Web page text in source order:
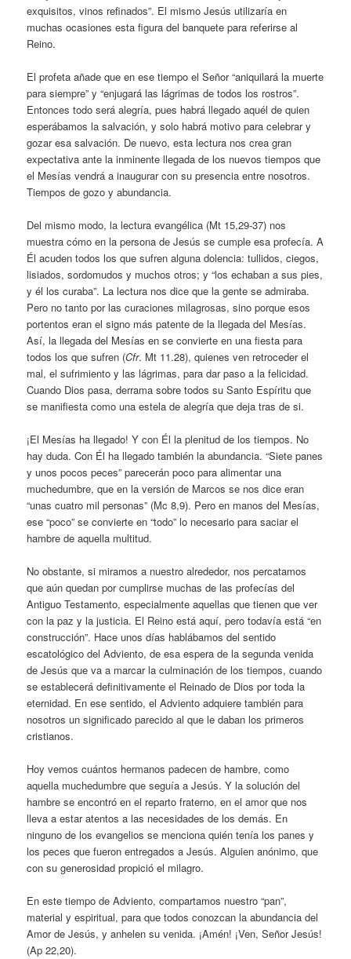
exquisitos, vinos refinados”. El mismo Jesús utilizaría en
muchas ocasiones esta figura del banquete para referirse al
Reino.
El profeta añade que en ese tiempo el Señor “aniquilará la muerte
para siempre” y “enjugará las lágrimas de todos los rostros”.
Entonces todo será alegría, pues habrá llegado aquél de quien
esperábamos la salvación, y solo habrá motivo para celebrar y
gozar esa salvación. De nuevo, esta lectura nos crea gran
expectativa ante la inminente llegada de los nuevos tiempos que
el Mesías vendrá a inaugurar con su presencia entre nosotros.
Tiempos de gozo y abundancia.
Del mismo modo, la lectura evangélica (Mt 15,29-37) nos
muestra cómo en la persona de Jesús se cumple esa profecía. A
Él acuden todos los que sufren alguna dolencia: tullidos, ciegos,
lisiados, sordomudos y muchos otros; y “los echaban a sus pies,
y él los curaba”. La lectura nos dice que la gente se admiraba.
Pero no tanto por las curaciones milagrosas, sino porque esos
portentos eran el signo más patente de la llegada del Mesías.
Así, la llegada del Mesías en se convierte en una fiesta para
todos los que sufren (Cfr. Mt 11.28), quienes ven retroceder el
mal, el sufrimiento y las lágrimas, para dar paso a la felicidad.
Cuando Dios pasa, derrama sobre todos su Santo Espíritu que
se manifiesta como una estela de alegría que deja tras de si.
¡El Mesías ha llegado! Y con Él la plenitud de los tiempos. No
hay duda. Con Él ha llegado también la abundancia. “Siete panes
y unos pocos peces” parecerán poco para alimentar una
muchedumbre, que en la versión de Marcos se nos dice eran
“unas cuatro mil personas” (Mc 8,9). Pero en manos del Mesías,
ese “poco” se convierte en “todo” lo necesario para saciar el
hambre de aquella multitud.
No obstante, si miramos a nuestro alrededor, nos percatamos
que aún quedan por cumplirse muchas de las profecías del
Antiguo Testamento, especialmente aquellas que tienen que ver
con la paz y la justicia. El Reino está aquí, pero todavía está “en
construcción”. Hace unos días hablábamos del sentido
escatológico del Adviento, de esa espera de la segunda venida
de Jesús que va a marcar la culminación de los tiempos, cuando
se establecerá definitivamente el Reinado de Dios por toda la
eternidad. En ese sentido, el Adviento adquiere también para
nosotros un significado parecido al que le daban los primeros
cristianos.
Hoy vemos cuántos hermanos padecen de hambre, como
aquella muchedumbre que seguía a Jesús. Y la solución del
hambre se encontró en el reparto fraterno, en el amor que nos
lleva a estar atentos a las necesidades de los demás. En
ninguno de los evangelios se menciona quién tenía los panes y
los peces que fueron entregados a Jesús. Alguien anónimo, que
con su generosidad propició el milagro.
En este tiempo de Adviento, compartamos nuestro “pan”,
material y espiritual, para que todos conozcan la abundancia del
Amor de Jesús, y anhelen su venida. ¡Amén! ¡Ven, Señor Jesús!
(Ap 22,20).